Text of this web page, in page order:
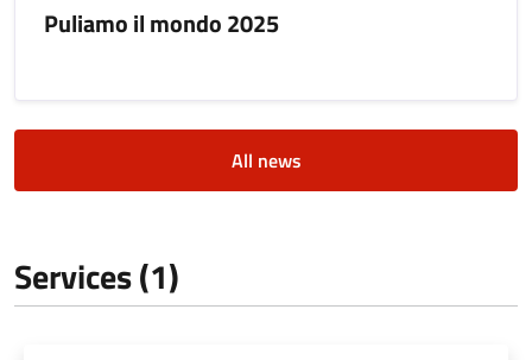
Puliamo il mondo 2025
All news
Services (1)